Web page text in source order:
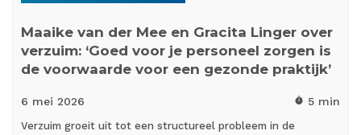
Maaike van der Mee en Gracita Linger over
verzuim: ‘Goed voor je personeel zorgen is
de voorwaarde voor een gezonde praktijk’
6 mei 2026 timer 5 min
Verzuim groeit uit tot een structureel probleem in de